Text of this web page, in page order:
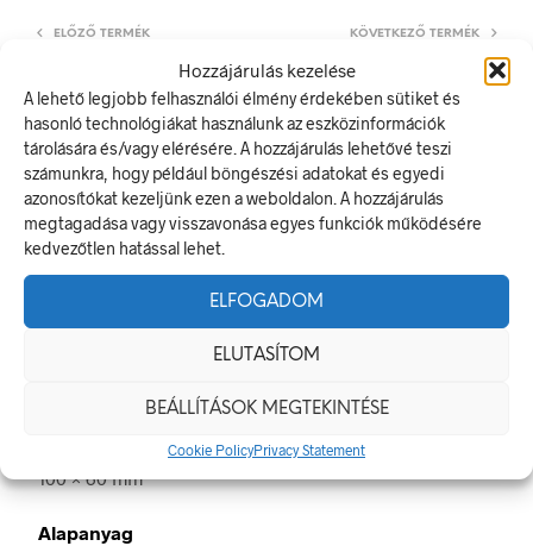
Hozzájárulás kezelése
A lehető legjobb felhasználói élmény érdekében sütiket és
hasonló technológiákat használunk az eszközinformációk
tárolására és/vagy elérésére. A hozzájárulás lehetővé teszi
számunkra, hogy például böngészési adatokat és egyedi
azonosítókat kezeljünk ezen a weboldalon. A hozzájárulás
megtagadása vagy visszavonása egyes funkciók működésére
kedvezőtlen hatással lehet.
ELFOGADOM
ELUTASÍTOM
BEÁLLÍTÁSOK MEGTEKINTÉSE
Cookie PolicyPrivacy Statement
ELŐZŐ TERMÉK KÖVETKEZŐ TERMÉK
LEÍRÁS
TOVÁBBI INFORMÁCIÓK
Síntőke
A villamos energia bármely modern létesítmény létfontosságú
része, de a véletlen érintkezés halálos következményekkel
járhat. Éppen ezért fontos, hogy az elektromos biztonsági
jelölések minden olyan helyen kihelyezésre kerüljenek ahol
100 × 60 mm
Alapanyag